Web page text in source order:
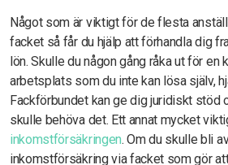
Något som är viktigt för de flesta
facket så får du hjälp att förhandla dig
lön. Skulle du någon gång råka ut för en
arbetsplats som du inte kan lösa själv,
Fackförbundet kan ge dig juridiskt stöd
skulle behöva det. Ett annat mycket
inkomstförsäkringen. Om du skulle bli
inkomstförsäkring via facket som gör